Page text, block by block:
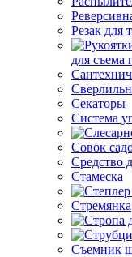
Резак для
для съема
Секаторы
Система
Совок
Средство
Стамеска
Стремянка
Съемник